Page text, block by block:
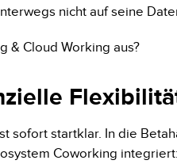
nicht auf seine
& Cloud Working aus?
sofort startklar. In die
Coworking